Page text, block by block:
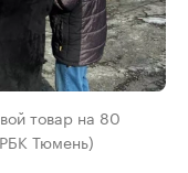
товар на 80
Тюмень)